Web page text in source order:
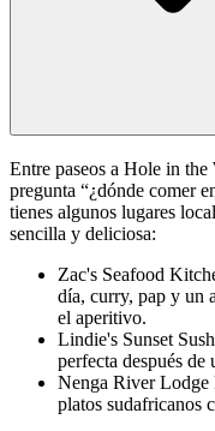
Entre paseos a Hole in the
pregunta “¿dónde comer
tienes algunos lugares
sencilla y deliciosa:
Zac's Seafood
día, curry, pap y un
el aperitivo.
Lindie's Sunset
perfecta después de
Nenga River Lodge
platos sudafricanos